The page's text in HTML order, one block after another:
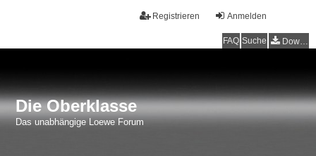
Anmelden
Registrieren
FAQ Suche Downloads
Die Oberklasse
Das unabhängige Loewe Forum